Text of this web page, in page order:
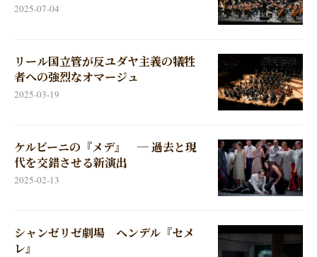
2025-07-04
リール国立管が反ユダヤ主義の犠牲
者への強烈なオマージュ
2025-03-19
ケルビーニの『メデ』 ─ 過去と現
代を交錯させる新演出
2025-02-13
シャンゼリゼ劇場 ヘンデル『セメ
レ』